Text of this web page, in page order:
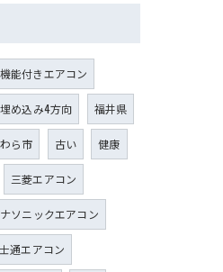
能付きエアコン
め込み4方向 福井県
ら市 古い 健康
三菱エアコン
ソニックエアコン
通エアコン